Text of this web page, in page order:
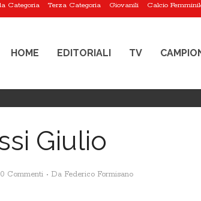
Categoria Terza Categoria Giovanili Calcio
HOME EDITORIALI TV
Giulio
0 Commenti Da Federico Formisano